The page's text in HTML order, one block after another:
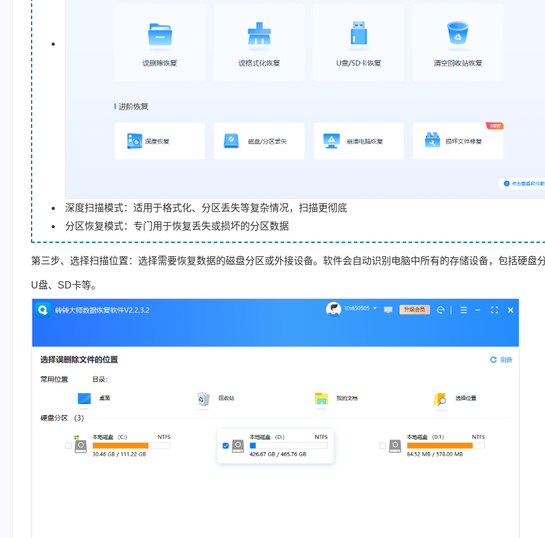
深度扫描模式：适用于格式化、分区丢失等复杂情况，扫描更彻底
分区恢复模式：专门用于恢复丢失或损坏的分区数据
第三步、选择扫描位置：选择需要恢复数据的磁盘分区或外接设备。软件会自动识别电脑中所有的存储设备，包括硬盘
U盘、SD卡等。